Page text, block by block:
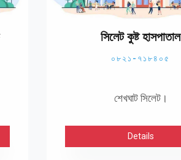
সিলেট কুষ্ট হাসপাতাল
০৮২১-৭১৮৪০৫
শেখঘাট সিলেট।
Details